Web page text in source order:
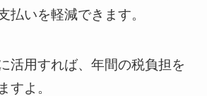
払いを軽減できます。
活用すれば、年間の税負担を
すよ。